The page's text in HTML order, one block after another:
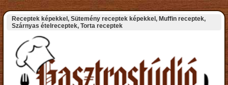
Receptek képekkel, Sütemény receptek képekkel, Muffin receptek,
Szárnyas ételreceptek, Torta receptek